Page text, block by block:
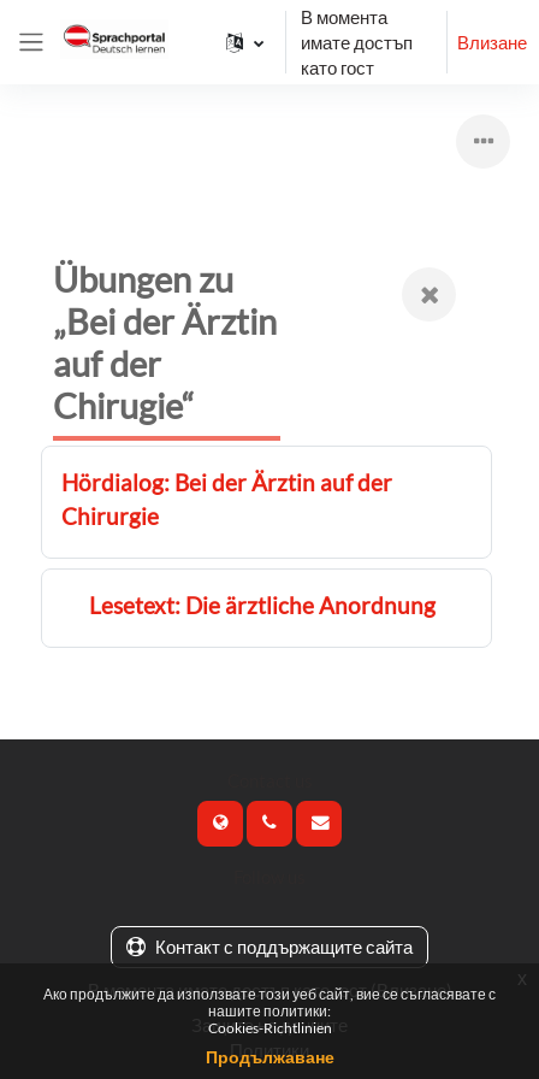
Прескочи на основното съдържание
В момента
имате достъп
като гост
Влизане
Übungen zu
„Bei der Ärztin
auf der
Chirugie“
Hördialog: Bei der Ärztin auf der
Chirurgie
Lesetext: Die ärztliche Anordnung
Контакт с поддържащите сайта
В момента имате достъп като гост (Влизане)
Защита на данните
Политики
Ако продължите да използвате този уеб сайт, вие се съгласявате с
нашите политики:
Cookies-Richtlinien
Продължаване
x